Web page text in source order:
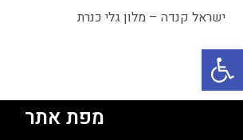
פתח סרגל נגישות
ישראל קנדה – מלון גלי כנרת
מפת אתר